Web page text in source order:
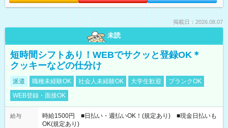
掲載日：2026.08.07
未読
短時間シフトあり！WEBでサクッと登録OK＊
クッキーなどの仕分け
派遣 職種未経験OK 社会人未経験OK 大学生歓迎
ブランクOK
WEB登録・面接OK
給与
時給1500円 ■日払い・週払いOK！(規定あり) ■現金日払いも
OK(規定あり)